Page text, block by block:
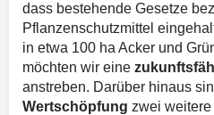
dass bestehende Gesetze
Pflanzenschutzmittel
in etwa 100 ha Acker und
möchten wir eine
anstreben. Darüber hinaus
Wertschöpfung zwei